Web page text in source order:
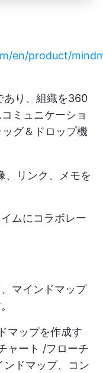
en/product/
あり、組織を360
ミュニケーショ
グ＆ドロップ機
リンク、メモを
ムにコラボレー
マインドマップ
マップを作成す
ャート /フローチ
ンドマップ、コン